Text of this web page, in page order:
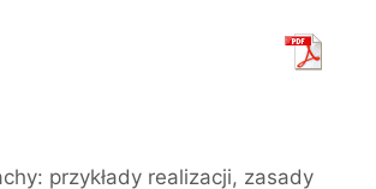
przykłady realizacji, zasady